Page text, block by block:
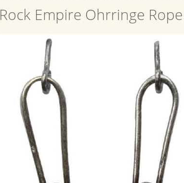
Rock Empire Ohrringe